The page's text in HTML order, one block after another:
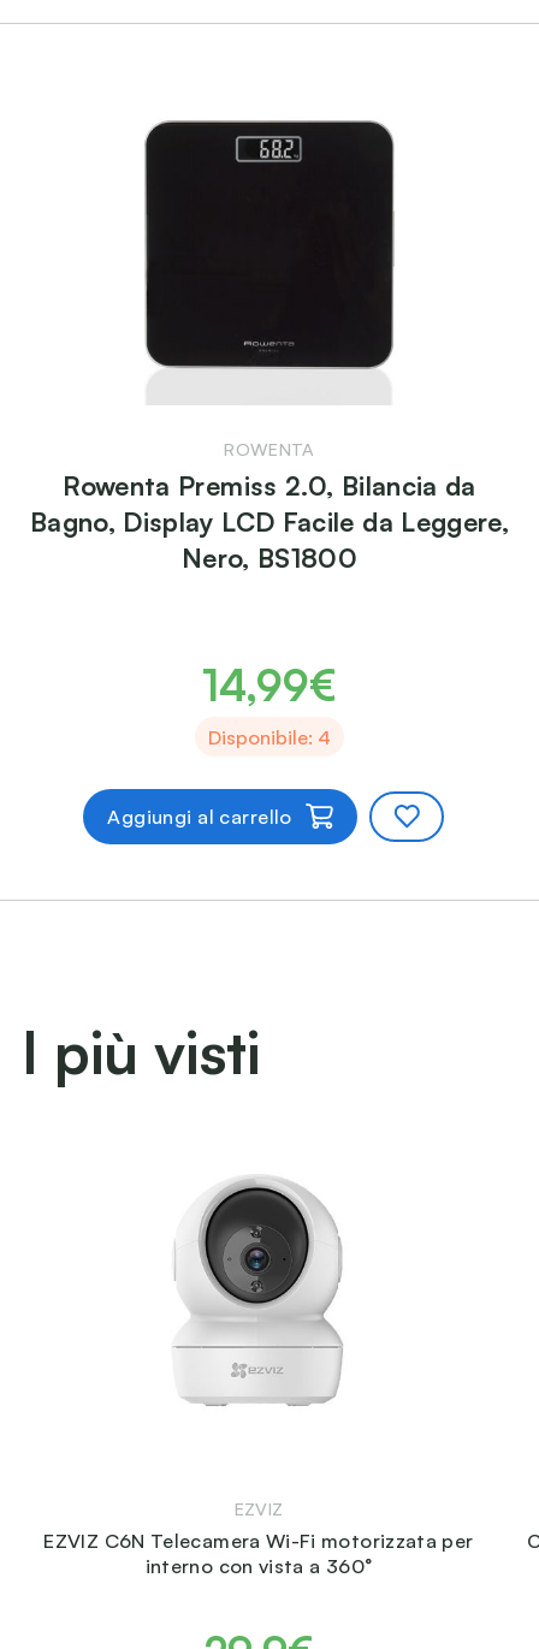
ROWENTA
Rowenta Premiss 2.0, Bilancia da
Bagno, Display LCD Facile da Leggere,
Nero, BS1800
14,99€
Disponibile: 4
Aggiungi al carrello
I più visti
EZVIZ
EZVIZ C6N Telecamera Wi-Fi motorizzata per
interno con vista a 360°